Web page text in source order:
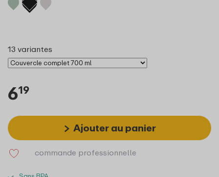
13 variantes
619
Ajouter au panier
commande professionnelle